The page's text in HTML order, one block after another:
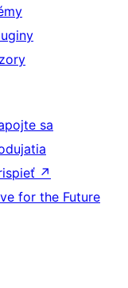
sa
↗
for the Future